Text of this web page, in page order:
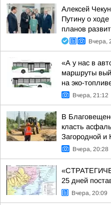
Алексей
Путину о
планов
Вчера,
«А у нас в
маршруты
на эко-
Вчера, 21:12
В
класть
Загородной и
Вчера, 20:28
25 дней
Вчера, 20:09